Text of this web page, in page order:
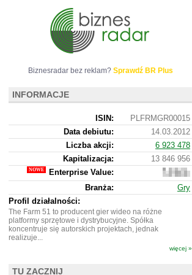
Biznesradar bez reklam? Sprawdź BR Plus
INFORMACJE
ISIN:
PLFRMGR00015
Data debiutu:
14.03.2012
Liczba akcji:
6 923 478
Kapitalizacja:
13 846 956
Enterprise Value:
632
956
Branża:
Gry
Profil działalności:
The Farm 51 to producent gier wideo na różne
platformy sprzętowe i dystrybucyjne. Spółka
koncentruje się autorskich projektach, jednak
realizuje...
więcej »
TU ZACZNIJ